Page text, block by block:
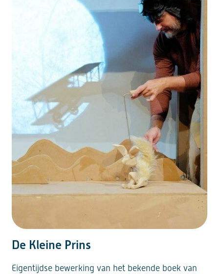
De Kleine Prins
Eigentijdse bewerking van het bekende boek van